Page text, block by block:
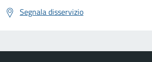
Segnala disservizio